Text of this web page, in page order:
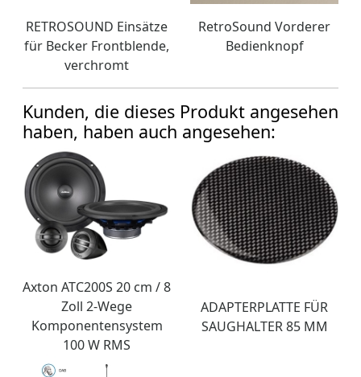
RETROSOUND Einsätze
für Becker Frontblende,
verchromt
RetroSound Vorderer
Bedienknopf
Kunden, die dieses Produkt angesehen
haben, haben auch angesehen:
Axton ATC200S 20 cm / 8
Zoll 2-Wege
Komponentensystem
100 W RMS
ADAPTERPLATTE FÜR
SAUGHALTER 85 MM